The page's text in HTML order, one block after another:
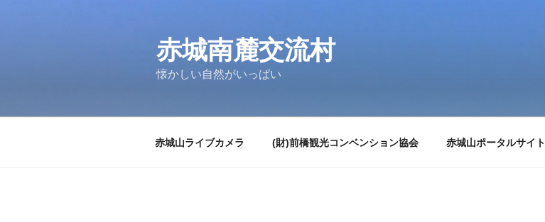
赤城南麓交流村
懐かしい自然がいっぱい
赤城山ライブカメラ (財)前橋観光コンベンション協会 赤城山ポータルサイト